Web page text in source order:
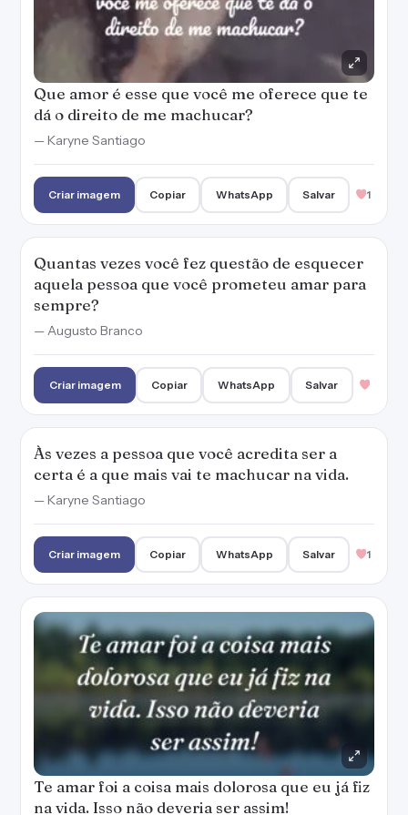
Que amor é esse que você me oferece que te
dá o direito de me machucar?
— Karyne Santiago
Criar imagem Copiar WhatsApp Salvar 1
Quantas vezes você fez questão de esquecer
aquela pessoa que você prometeu amar para
sempre?
— Augusto Branco
Criar imagem Copiar WhatsApp Salvar
Às vezes a pessoa que você acredita ser a
certa é a que mais vai te machucar na vida.
— Karyne Santiago
Criar imagem Copiar WhatsApp Salvar 1
Te amar foi a coisa mais dolorosa que eu já fiz
na vida. Isso não deveria ser assim!